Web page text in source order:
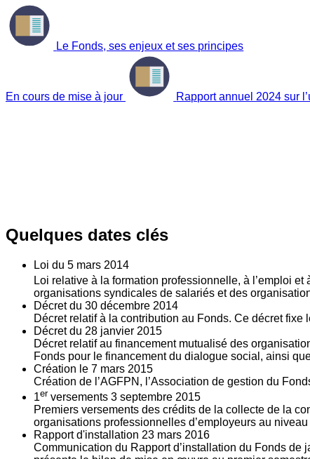
Le Fonds, ses enjeux et ses principes
En cours de mise à jour Rapport annuel 2024 sur
Quelques dates clés
Loi du 5 mars 2014
Loi relative à la formation professionnelle, à l’emploi
organisations syndicales de salariés et des
Décret du 30 décembre 2014
Décret relatif à la contribution au Fonds. Ce décret
Décret du 28 janvier 2015
Décret relatif au financement mutualisé des
Fonds pour le financement du dialogue social, ainsi
Création le 7 mars 2015
Création de l’AGFPN, l’Association de gestion du
1er versements 3 septembre 2015
Premiers versements des crédits de la collecte de la
organisations professionnelles d’employeurs au
Rapport d'installation 23 mars 2016
Communication du Rapport d’installation du Fonds de